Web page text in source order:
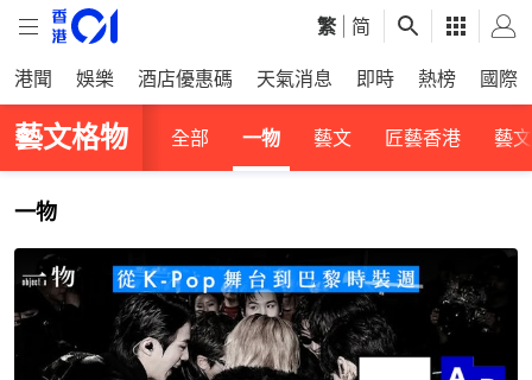
繁 简
港聞 娛樂 酒店優惠碼 天氣消息 即時 熱榜 國際
藝文格物 全部 一物 藝文 匠藝香港 藝
一物